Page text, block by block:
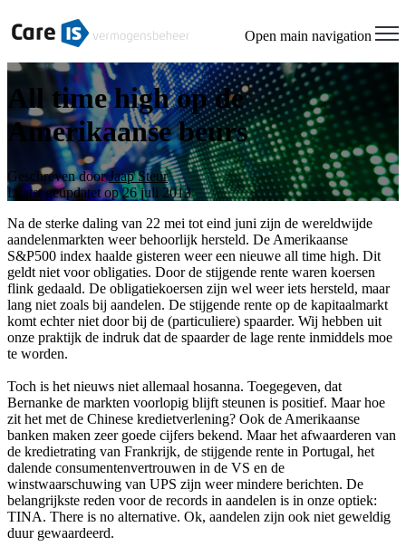
Open main navigation
All time high op de
Amerikaanse beurs
Geschreven doorJaap Steur
Laatst geüpdatet op 26 juli 2013
Na de sterke daling van 22 mei tot eind juni zijn de wereldwijde
aandelenmarkten weer behoorlijk hersteld. De Amerikaanse
S&P500 index haalde gisteren weer een nieuwe all time high. Dit
geldt niet voor obligaties. Door de stijgende rente waren koersen
flink gedaald. De obligatiekoersen zijn wel weer iets hersteld, maar
lang niet zoals bij aandelen. De stijgende rente op de kapitaalmarkt
komt echter niet door bij de (particuliere) spaarder. Wij hebben uit
onze praktijk de indruk dat de spaarder de lage rente inmiddels moe
te worden.
Toch is het nieuws niet allemaal hosanna. Toegegeven, dat
Bernanke de markten voorlopig blijft steunen is positief. Maar hoe
zit het met de Chinese kredietverlening? Ook de Amerikaanse
banken maken zeer goede cijfers bekend. Maar het afwaarderen van
de kredietrating van Frankrijk, de stijgende rente in Portugal, het
dalende consumentenvertrouwen in de VS en de
winstwaarschuwing van UPS zijn weer mindere berichten. De
belangrijkste reden voor de records in aandelen is in onze optiek:
TINA. There is no alternative. Ok, aandelen zijn ook niet geweldig
duur gewaardeerd.